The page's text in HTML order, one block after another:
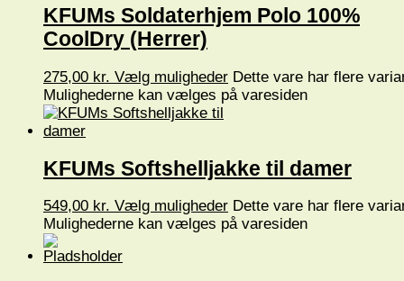
KFUMs Soldaterhjem Polo 100%
CoolDry (Herrer)
275,00 kr. Vælg muligheder Dette vare har flere
Mulighederne kan vælges på varesiden
KFUMs Softshelljakke til damer
549,00 kr. Vælg muligheder Dette vare har flere
Mulighederne kan vælges på varesiden